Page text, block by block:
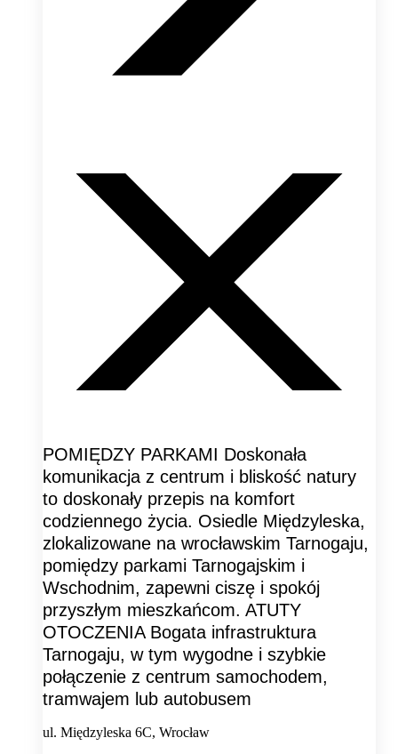
POMIĘDZY PARKAMI Doskonała
komunikacja z centrum i bliskość natury
to doskonały przepis na komfort
codziennego życia. Osiedle Międzyleska,
zlokalizowane na wrocławskim Tarnogaju,
pomiędzy parkami Tarnogajskim i
Wschodnim, zapewni ciszę i spokój
przyszłym mieszkańcom. ATUTY
OTOCZENIA Bogata infrastruktura
Tarnogaju, w tym wygodne i szybkie
połączenie z centrum samochodem,
tramwajem lub autobusem
ul. Międzyleska 6C, Wrocław